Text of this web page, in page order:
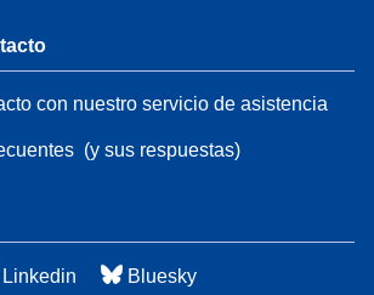
con nuestro servicio de asistencia
(y sus respuestas)
Linkedin Bluesky